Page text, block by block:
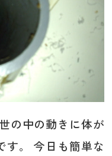
の中の動きに体が
す。 今日も簡単な